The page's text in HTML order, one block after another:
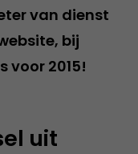
van dienst
bij
voor 2015!
uit